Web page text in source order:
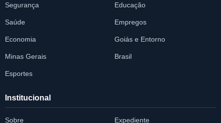
Segurança Educação
Saúde Empregos
Economia Goiás e Entorno
Minas Gerais Brasil
Esportes
Institucional
Sobre Expediente